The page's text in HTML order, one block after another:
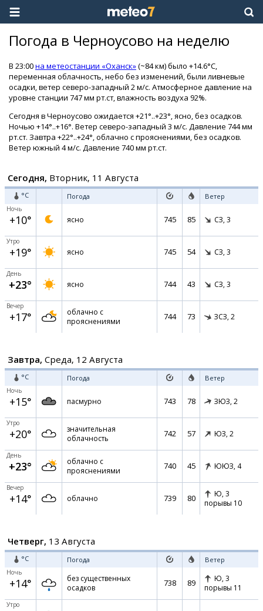
Погода в Черноусово на неделю
В 23:00на метеостанции «Оханск»(~84 км) было +14.6°C,
переменная облачность, небо без изменений, были ливневые
осадки, ветер северо-западный 2 м/с. Атмосферное давление на
уровне станции 747 мм рт.ст, влажность воздуха 92%.
Сегодня в Черноусово ожидается +21°..+23°, ясно, без осадков.
Ночью +14°..+16°. Ветер северо-западный 3 м/с. Давление 744 мм
рт.ст. Завтра +22°..+24°, облачно с прояснениями, без осадков.
Ветер южный 4 м/с. Давление 740 мм рт.ст.
Сегодня, Вторник, 11 Августа
°C Погода Ветер
Ночь
+10° ясно 745 85 СЗ, 3
Утро
+19° ясно 745 54 СЗ, 3
День
+23° ясно 744 43 СЗ, 3
Вечер
+17°
облачно с
прояснениями
744 73 ЗСЗ, 2
Завтра, Среда, 12 Августа
°C Погода Ветер
Ночь
+15° пасмурно 743 78 ЗЮЗ, 2
Утро
+20°
значительная
облачность
742 57 ЮЗ, 2
День
+23°
облачно с
прояснениями
740 45 ЮЮЗ, 4
Вечер
+14° облачно 739 80 Ю, 3
порывы 10
Четверг, 13 Августа
°C Погода Ветер
Ночь
+14°
без существенных
осадков
738 89 Ю, 3
порывы 11
Утро